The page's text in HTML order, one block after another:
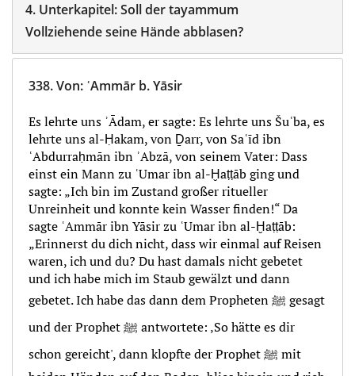
4. Unterkapitel:Soll der tayammum
Vollziehende seine Hände abblasen?
338.Von: ʿAmmār b. Yāsir
Es lehrte uns ʾĀdam, er sagte: Es lehrte uns Šuʿba, es
lehrte uns al-Ḥakam, von Ḏarr, von Saʿīd ibn
ʿAbdurraḥmān ibn ʾAbzā, von seinem Vater: Dass
einst ein Mann zu ʿUmar ibn al-Ḫaṭṭāb ging und
sagte: „Ich bin im Zustand großer ritueller
Unreinheit und konnte kein Wasser finden!“ Da
sagte ʿAmmār ibn Yāsir zu ʿUmar ibn al-Ḫaṭṭāb:
„Erinnerst du dich nicht, dass wir einmal auf Reisen
waren, ich und du? Du hast damals nicht gebetet
und ich habe mich im Staub gewälzt und dann
gebetet. Ich habe das dann dem Propheten ﷺ gesagt
und der Prophet ﷺ antwortete: ‚So hätte es dir
schon gereicht', dann klopfte der Prophet ﷺ mit